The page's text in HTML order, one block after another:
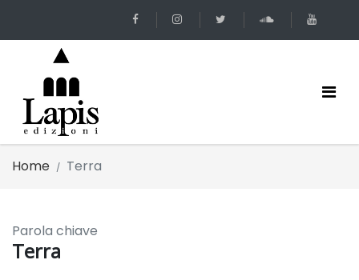
Home Terra
Parola chiave
Terra